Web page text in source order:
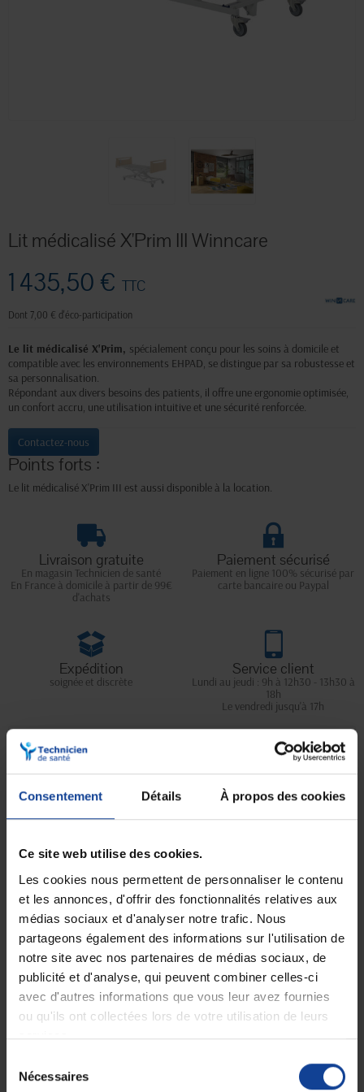
Consentement Détails À propos des cookies
Ce site web utilise des cookies.
Les cookies nous permettent de personnaliser le contenu
et les annonces, d'offrir des fonctionnalités relatives aux
médias sociaux et d'analyser notre trafic. Nous
partageons également des informations sur l'utilisation de
notre site avec nos partenaires de médias sociaux, de
publicité et d'analyse, qui peuvent combiner celles-ci
avec d'autres informations que vous leur avez fournies
ou qu'ils ont collectées lors de votre utilisation de leurs
services.
Nécessaires
Lit médicalisé X'Prim III Winncare
1 435,50 € TTC
Dont 7,00 € d'éco-participation
Le lit médicalisé X'Prim, spécialement conçu pour les soins à domicile et
compatible avec les environnements EHPAD, se distingue par sa robustesse et
sa personnalisation.
Répondant aux divers besoins des patients, il offre une ergonomie optimisée,
un confort accru, une utilisation intuitive et une sécurité renforcée.
Contactez-nous
Points forts :
Le lit médicalisé X'Prim III est aussi disponible à la location.
Livraison gratuite
En magasin Technicien de santé
En France à domicile à partir de 99€
d'achats
Paiement sécurisé
Paiement en ligne 100% sécurisé par
carte bancaire ou Paypal
Expédition
soignée et discrète
Service client
Lundi au jeudi : 9h à 12h30 - 13h30 à
18h
Le vendredi jusqu'à 17h
Description
Ce lit médicalisé 1 personne, d'une largeur standard de 90 cm, assure
nécessitant des soins réguliers. Il propose plusieurs fonctions
et une hauteur réglable pour un accompagnement optimal.
Descriptif :
• Lit médicalisé à croisillons
• Fixation des panneaux :Système EASY-MOVE pour un montage
et démontage simplifié des panneaux, sans outil.
• Relève-jambes :
o Version C :
Inclinaison maximale de 12° par crémaillère.
o Version P :Plicature des genoux à 23°, avec réglage des pieds à
16° par crémaillère.
• Dimensions :90 x 200 cm.
• Garde au sol :